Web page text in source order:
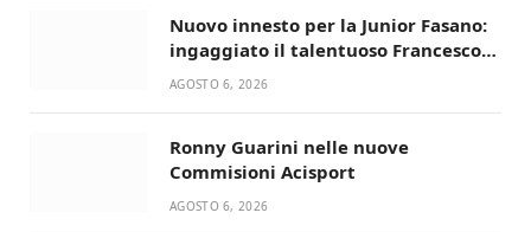
Nuovo innesto per la Junior Fasano:
ingaggiato il talentuoso Francesco
Lupo Timini
AGOSTO 6, 2026
Ronny Guarini nelle nuove
Commisioni Acisport
AGOSTO 6, 2026